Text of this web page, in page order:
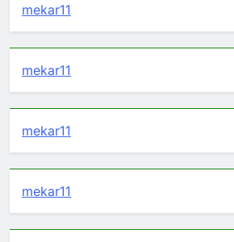
mekar11
mekar11
mekar11
mekar11